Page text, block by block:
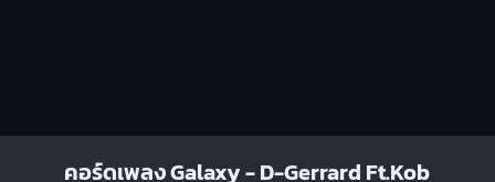
คอร์ดเพลง Galaxy - D-Gerrard Ft.Kob